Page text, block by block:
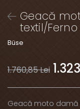
Geacă
textil/
Büse
1.760,85 Lei
Geacă moto damă